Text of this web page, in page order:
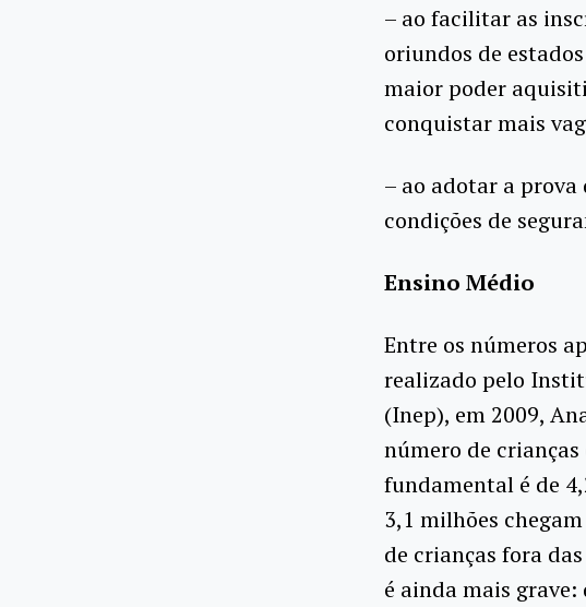
– ao facilitar as
oriundos de
maior poder
conquistar mais
– ao adotar a prova
condições de
Ensino Médio
Entre os números
realizado pelo
(Inep), em 2009,
número de
fundamental é de
3,1 milhões
de crianças fora
é ainda mais